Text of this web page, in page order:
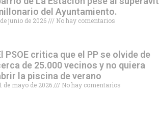
del Ayuntamiento.
junio de 2026 No hay comentarios
PSOE critica que el PP se olvide de
de 25.000 vecinos y no quiera
la piscina de verano
de mayo de 2026 No hay comentarios